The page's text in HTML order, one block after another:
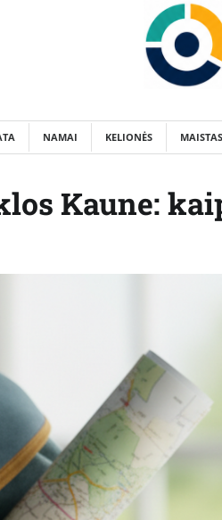
NAMAI KELIONĖS MAISTAS
Kaune: